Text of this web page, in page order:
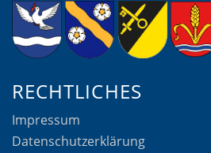
RECHTLICHES
Impressum
Datenschutzerklärung